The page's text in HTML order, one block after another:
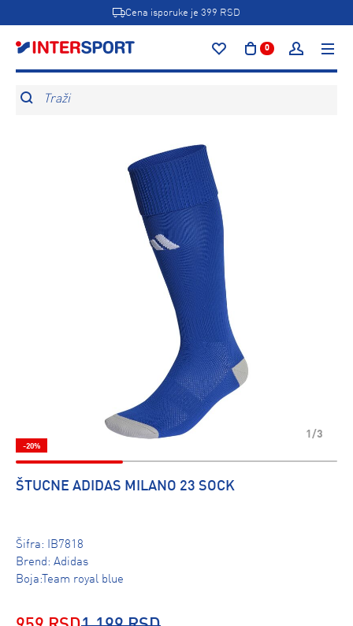
Cena isporuke je 399 RSD
0
Traži
1/3
-20%
ŠTUCNE ADIDAS MILANO 23 SOCK
Šifra: IB7818
Brend: Adidas
Boja:Team royal blue